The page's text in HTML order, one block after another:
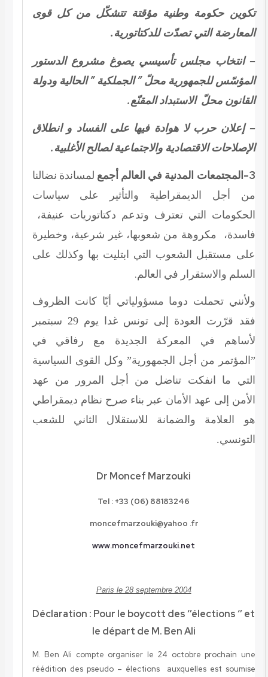
تكوين حكومة وطنية مؤقتة تتشكّل من كل قوى
المعارضة التي تصدّت للدكتاتورية.
– انتخاب مجلس تأسيسي يصوغ مشروع الدستور
المؤسّس للجمهورية محلّ ” الجملكية ” الحالية ودولة
القانون محلّ الاستبداد المقنّع.
– إعلان حرب لا هوادة فيها على الفساد و انطلاق
الإصلاحات الاقتصادية والاجتماعية لصالح الأغلبية.
3-المجتمعات المدنية في العالم أجمع
لمساندة نضالنا
من أجل الديمقراطية والتأثير على سياسات
الحكومات التي تعترف وتدعم دكتاتوريات عنيفة،
فاسدة، مكروهة من شعوبها، غير شرعية، وخطيرة
على مستقبل الشعوب التي ابتليت بها وكذلك على
السلم والاستقرار في العالم.
ولأنني تحملت دوما مسؤولياتي أيّا كانت الظروف
فقد قرّرت العودة إلى تونس غدا يوم 29 سبتمبر
لأساهم في المعركة الجديدة مع رفاقي في
”المؤتمر من أجل الجمهورية” وكل القوى السياسية
التي ما انفكت تناضل من أجل المرور من عهد
الأمن إلى عهد الأمان عبر بناء صرح نظام ديمقراطي
هو العلامة والضمانة للاستقلال الثاني للشعب
التونسي.
Dr Moncef Marzouki
Tel : +33 (06) 88183246
moncefmarzouki@yahoo .fr
www.moncefmarzouki.net
Paris le 28 septembre 2004
Déclaration : Pour le boycott des ‘’élections ‘’ et
le départ de M. Ben Ali
M. Ben Ali compte organiser le 24 octobre prochain une
réédition des pseudo – élections auxquelles est soumise